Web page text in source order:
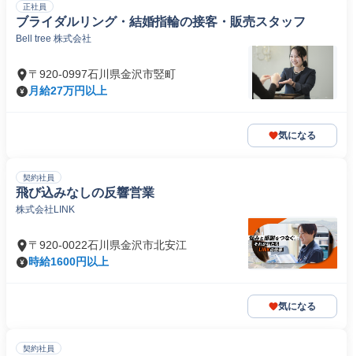
正社員
ブライダルリング・結婚指輪の接客・販売スタッフ
Bell tree 株式会社
〒920-0997石川県金沢市竪町
月給27万円以上
気になる
契約社員
飛び込みなしの反響営業
株式会社LINK
〒920-0022石川県金沢市北安江
時給1600円以上
気になる
契約社員